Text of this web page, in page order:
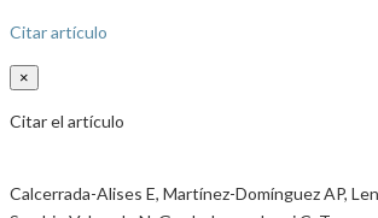
Citar artículo
×
Citar el artículo
Calcerrada-Alises E, Martínez-Domínguez AP,